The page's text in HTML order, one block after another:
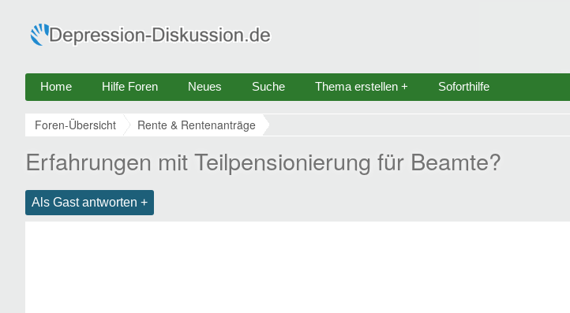
Home Hilfe Foren Neues Suche Thema erstellen + Soforthilfe
Foren-Übersicht Rente & Rentenanträge
Erfahrungen mit Teilpensionierung für Beamte?
Als Gast antworten +